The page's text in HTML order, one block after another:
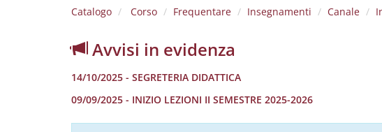
Catalogo Corso Frequentare Insegnamenti Canale
Avvisi in evidenza
14/10/2025 - SEGRETERIA DIDATTICA
09/09/2025 - INIZIO LEZIONI II SEMESTRE 2025-2026